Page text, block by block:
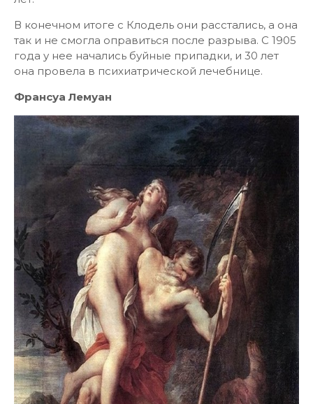
В конечном итоге с Клодель они расстались, а она
так и не смогла оправиться после разрыва. С 1905
года у нее начались буйные припадки, и 30 лет
она провела в психиатрической лечебнице.
Франсуа Лемуан